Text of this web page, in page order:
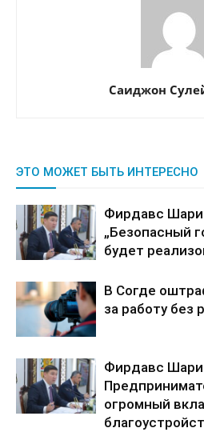
Саиджон
ЭТО МОЖЕТ БЫТЬ ИНТЕРЕСНО
Фирдавс
„Безопасный
будет
В Согде
за работу без
Фирдавс
огромный